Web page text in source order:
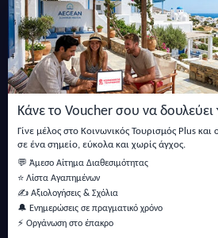
Κάνε το Voucher σου να δουλεύει
Γίνε μέλος στο Κοινωνικός Τουρισμός Plus
σε ένα σημείο, εύκολα και χωρίς άγχος.
💬 Άμεσο Αίτημα Διαθεσιμότητας
⭐ Λίστα Αγαπημένων
✍️ Αξιολογήσεις & Σχόλια
🔔 Ενημερώσεις σε πραγματικό χρόνο
⚡ Οργάνωση στο έπακρο
Εγγραφείτε στο
Μείνετε ενημερωμένοι με τις
και άρθρα.